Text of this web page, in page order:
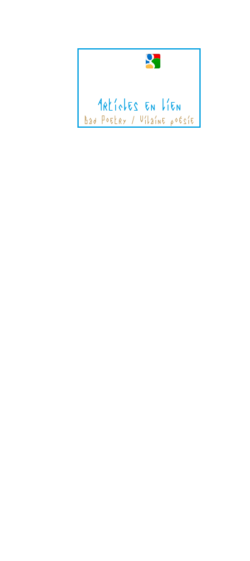
Articles en lien
Bad Poetry / Vilaine poésie